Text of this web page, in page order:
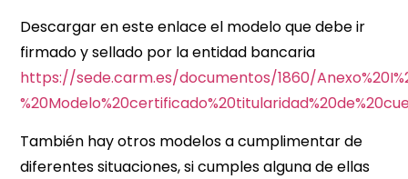
Descargar en este enlace el modelo que debe ir
firmado y sellado por la entidad bancaria
https://sede.carm.es/documentos/1860/
También hay otros modelos a cumplimentar de
diferentes situaciones, si cumples alguna de ellas